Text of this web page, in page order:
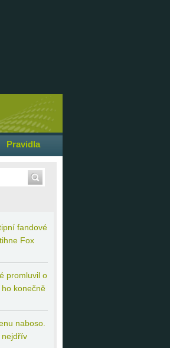
Pravidla
fandové
Fox
promluvil o
konečně
naboso.
nejdřív